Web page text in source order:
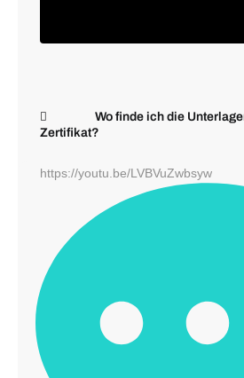
Wo finde ich die
Zertifikat?
https://youtu.be/LVBVuZwbsyw